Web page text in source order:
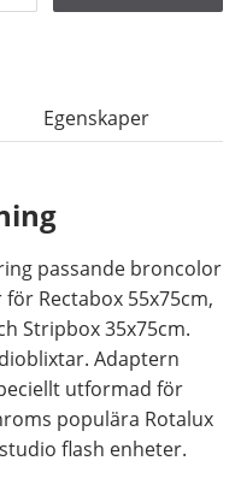
Egenskaper
passande broncolor
Rectabox 55x75cm,
Stripbox 35x75cm.
Adaptern
utformad för
populära Rotalux
flash enheter.